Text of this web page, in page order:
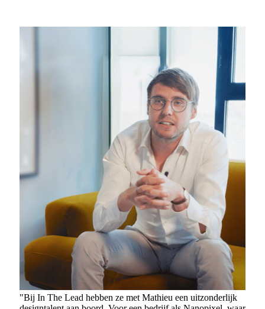
"Bij In The Lead hebben ze met Mathieu een uitzonderlijk